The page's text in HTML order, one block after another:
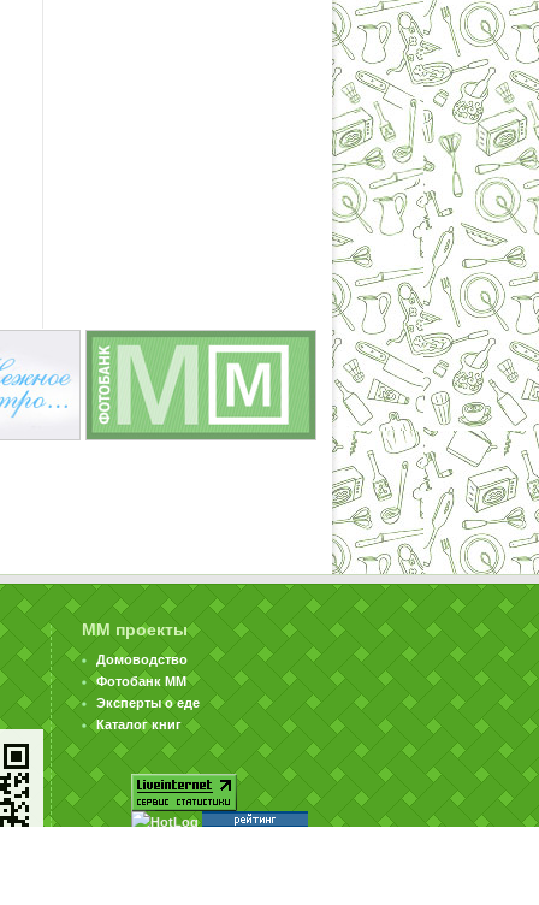
ММ проекты
Домоводство
Фотобанк ММ
Эксперты о еде
Каталог книг